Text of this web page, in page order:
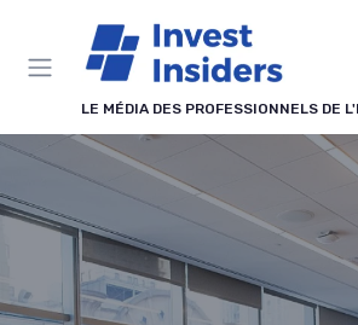
LE MÉDIA DES PROFESSIONNELS DE